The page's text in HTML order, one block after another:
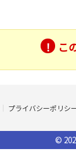
こ
プライバシーポリシ
©